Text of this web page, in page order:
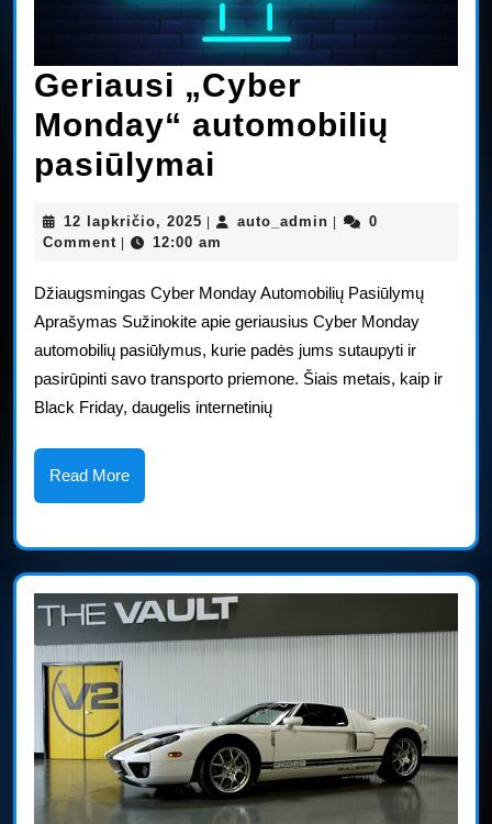
Geriausi „Cyber
Monday“ automobilių
pasiūlymai
Monday“
automobilių
pasiūlymai
12 lapkričio, 2025 12
lapkričio,
| auto_admin auto_admin
|
0
Comment | 12:00 am
Džiaugsmingas Cyber Monday Automobilių Pasiūlymų
Aprašymas Sužinokite apie geriausius Cyber Monday
automobilių pasiūlymus, kurie padės jums sutaupyti ir
pasirūpinti savo transporto priemone. Šiais metais, kaip ir
Black Friday, daugelis internetinių
Read MoreRead
More